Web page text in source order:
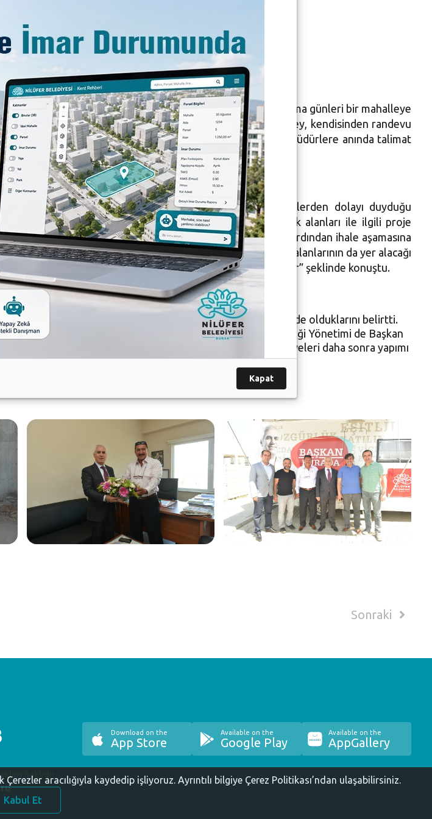
park müjdesi
ediyor. Başkan Burada projesi kapsamında her hafta cuma günleri bir mahalleye
29 Ekim Mahallesi’nde yürüten Başkan Bozbey, kendisinden randevu
kulak veren Bozbey, sıkıntıların giderilmesi için ilgili müdürlere anında talimat
karavanındaki makamında görüştü. Yapılan hizmetlerden dolayı duyduğu
söyledi. Açık spor alanları, yürüyüş yolları ve park alanları ile ilgili proje
“Proje çalışmalarımızı en kısa sürede bitireceğiz ve ardından ihale aşamasına
da yapacağız. Basketbol alanı, yürüyüş yolları gibi spor alanlarının da yer alacağı
halı saha için de kamulaştırma çalışmalarımız devam ediyor” şeklinde konuştu.
olarak tasarlandığını söyleyen Bozbey, projede ihale sürecinde olduklarını belirtti.
sürdürdü. Ertuğrulkent Camileri Yaptırma ve Yaşatma Derneği Yönetimi de Başkan
Mustafa Bozbey’e teşekkür etti. Bozbey ve dernek üyeleri daha sonra yapımı
Sonraki
Saklıdır.
Download on the
App Store
Available on the
Google Play
Available on the
AppGallery
Kapat
aracılığıyla kaydedip işliyoruz. Ayrıntılı bilgiye Çerez Politikası’ndan ulaşabilirsiniz.
Kabul Et